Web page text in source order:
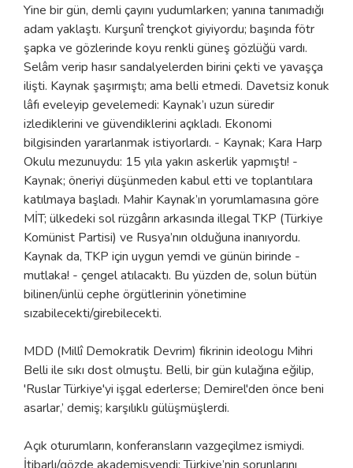
Yine bir gün, demli çayını yudumlarken; yanına tanımadığı
adam yaklaştı. Kurşunî trençkot giyiyordu; başında fötr
şapka ve gözlerinde koyu renkli güneş gözlüğü vardı.
Selâm verip hasır sandalyelerden birini çekti ve yavaşça
ilişti. Kaynak şaşırmıştı; ama belli etmedi. Davetsiz konuk
lâfı eveleyip gevelemedi: Kaynak’ı uzun süredir
izlediklerini ve güvendiklerini açıkladı. Ekonomi
bilgisinden yararlanmak istiyorlardı. - Kaynak; Kara Harp
Okulu mezunuydu: 15 yıla yakın askerlik yapmıştı! -
Kaynak; öneriyi düşünmeden kabul etti ve toplantılara
katılmaya başladı. Mahir Kaynak’ın yorumlamasına göre
MİT; ülkedeki sol rüzgârın arkasında illegal TKP (Türkiye
Komünist Partisi) ve Rusya’nın olduğuna inanıyordu.
Kaynak da, TKP için uygun yemdi ve günün birinde -
mutlaka! - çengel atılacaktı. Bu yüzden de, solun bütün
bilinen/ünlü cephe örgütlerinin yönetimine
sızabilecekti/girebilecekti.
MDD (Millî Demokratik Devrim) fikrinin ideologu Mihri
Belli ile sıkı dost olmuştu. Belli, bir gün kulağına eğilip,
'Ruslar Türkiye'yi işgal ederlerse; Demirel'den önce beni
asarlar,’ demiş; karşılıklı gülüşmüşlerdi.
Açık oturumların, konferansların vazgeçilmez ismiydi.
İtibarlı/gözde akademisyendi; Türkiye’nin sorunlarını